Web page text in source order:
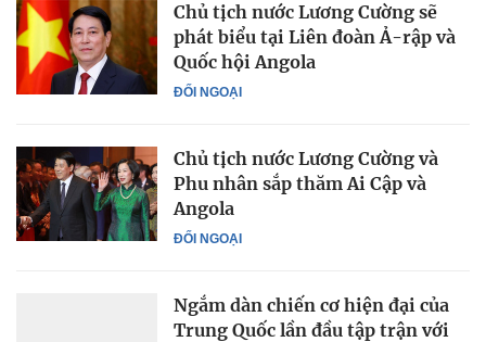
ĐỐI NGOẠI
Chủ tịch nước Lương Cường sẽ
phát biểu tại Liên đoàn Ả-rập và
Quốc hội Angola
ĐỐI NGOẠI
Chủ tịch nước Lương Cường và
Phu nhân sắp thăm Ai Cập và
Angola
Ngắm dàn chiến cơ hiện đại của
Trung Quốc lần đầu tập trận với